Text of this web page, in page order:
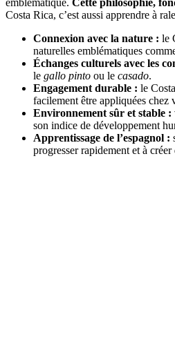
emblématique. Cette philosophie,
Costa Rica, c’est aussi apprendre à
Connexion avec la nature : le
naturelles emblématiques
Échanges culturels avec les
le gallo pinto ou le casado.
Engagement durable : le
facilement être appliquées chez
Environnement sûr et stable :
son indice de développement
Apprentissage de l’espagnol :
progresser rapidement et à